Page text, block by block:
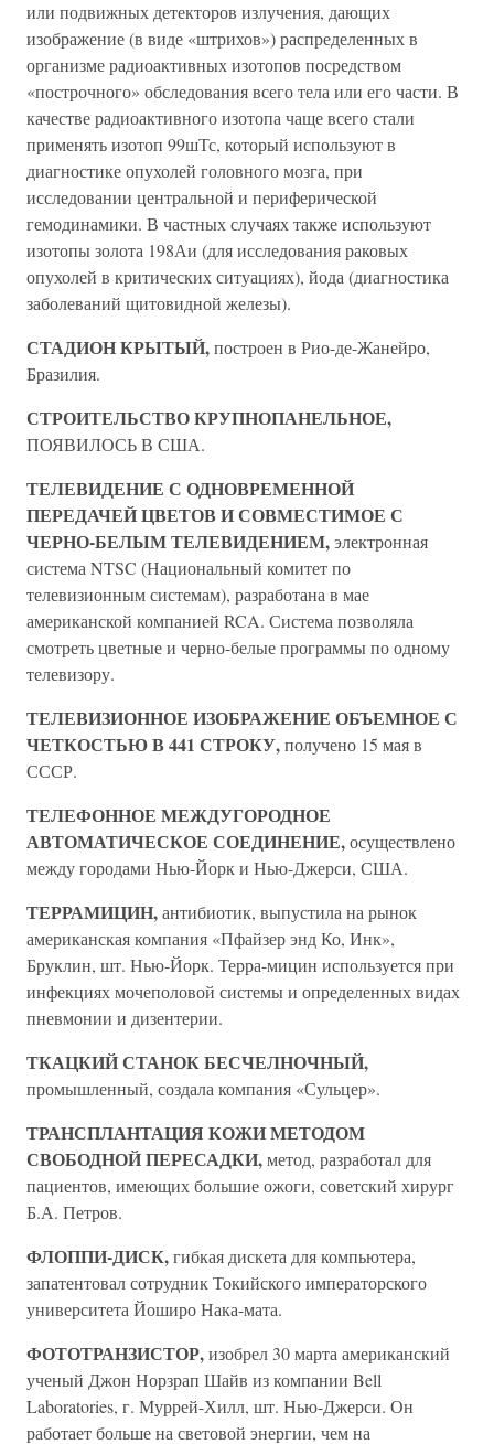
или подвижных детекторов излучения, дающих
изображение (в виде «штрихов») распределенных в
организме радиоактивных изотопов посредством
«построчного» обследования всего тела или его части. В
качестве радиоактивного изотопа чаще всего стали
применять изотоп 99шТс, который используют в
диагностике опухолей головного мозга, при
исследовании центральной и периферической
гемодинамики. В частных случаях также используют
изотопы золота 198Аи (для исследования раковых
опухолей в критических ситуациях), йода (диагностика
заболеваний щитовидной железы).
СТАДИОН КРЫТЫЙ,построен в Рио-де-Жанейро,
Бразилия.
СТРОИТЕЛЬСТВО КРУПНОПАНЕЛЬНОЕ,
ПОЯВИЛОСЬ В США.
ТЕЛЕВИДЕНИЕ С ОДНОВРЕМЕННОЙ
ПЕРЕДАЧЕЙ ЦВЕТОВ И СОВМЕСТИМОЕ С
ЧЕРНО-БЕЛЫМ ТЕЛЕВИДЕНИЕМ,электронная
система NTSC (Национальный комитет по
телевизионным системам), разработана в мае
американской компанией RCA. Система позволяла
смотреть цветные и черно-белые программы по одному
телевизору.
ТЕЛЕВИЗИОННОЕ ИЗОБРАЖЕНИЕ ОБЪЕМНОЕ С
ЧЕТКОСТЬЮ В 441 СТРОКУ,получено 15 мая в
СССР.
ТЕЛЕФОННОЕ МЕЖДУГОРОДНОЕ
АВТОМАТИЧЕСКОЕ СОЕДИНЕНИЕ,осуществлено
между городами Нью-Йорк и Нью-Джерси, США.
ТЕРРАМИЦИН,антибиотик, выпустила на рынок
американская компания «Пфайзер энд Ко, Инк»,
Бруклин, шт. Нью-Йорк. Терра-мицин используется при
инфекциях мочеполовой системы и определенных видах
пневмонии и дизентерии.
ТКАЦКИЙ СТАНОК БЕСЧЕЛНОЧНЫЙ,
промышленный, создала компания «Сульцер».
ТРАНСПЛАНТАЦИЯ КОЖИ МЕТОДОМ
СВОБОДНОЙ ПЕРЕСАДКИ,метод, разработал для
пациентов, имеющих большие ожоги, советский хирург
Б.А. Петров.
ФЛОППИ-ДИСК,гибкая дискета для компьютера,
запатентовал сотрудник Токийского императорского
университета Йоширо Нака-мата.
ФОТОТРАНЗИСТОР,изобрел 30 марта американский
ученый Джон Норзрап Шайв из компании Bell
Laboratories, г. Муррей-Хилл, шт. Нью-Джерси. Он
работает больше на световой энергии, чем на